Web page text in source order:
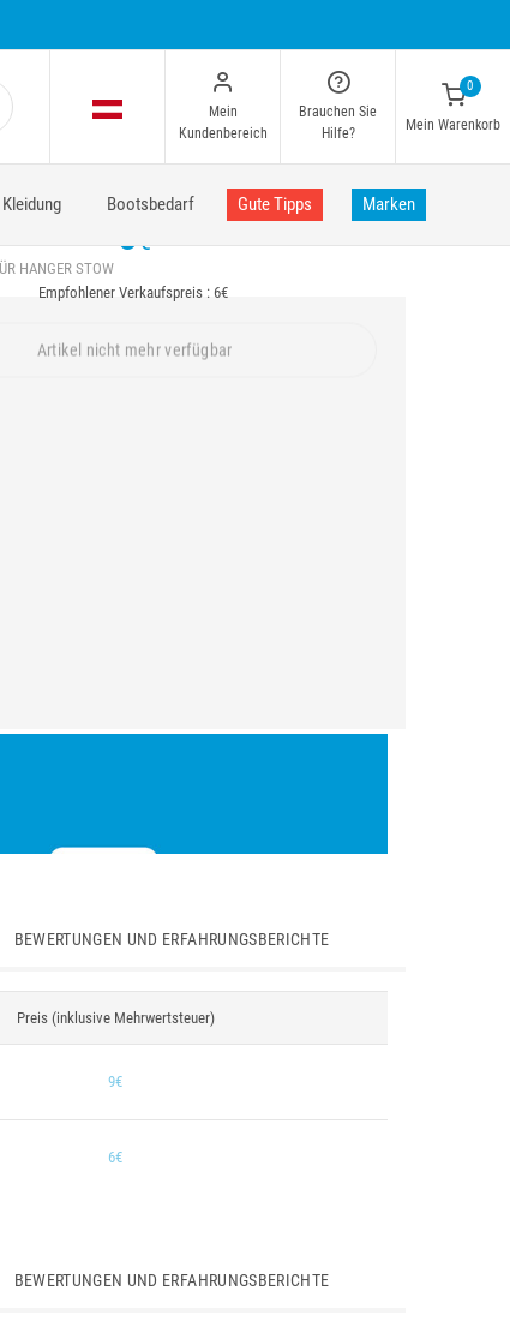
Mein
Kundenbereich
Brauchen Sie
Hilfe?
0
Mein Warenkorb
Kleidung Bootsbedarf Gute Tipps Marken
HANGER STOW
6€
Empfohlener Verkaufspreis : 6€
Artikel nicht mehr verfügbar
BEWERTUNGEN UND ERFAHRUNGSBERICHTE
Preis (inklusive Mehrwertsteuer)
9€
6€
BEWERTUNGEN UND ERFAHRUNGSBERICHTE